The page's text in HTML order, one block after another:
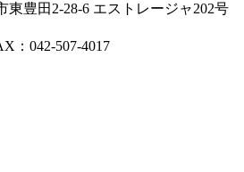
東豊田2-28-6 エストレージャ202号
：042-507-4017